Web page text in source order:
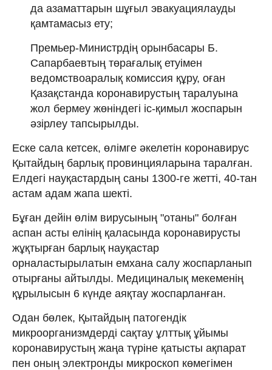
да азаматтарын шұғыл эвакуациялауды
қамтамасыз ету;
Премьер-Министрдің орынбасары Б.
Сапарбаевтың төрағалық етуімен
ведомствоаралық комиссия құру, оған
Қазақстанда коронавирустың таралуына
жол бермеу жөніндегі іс-қимыл жоспарын
әзірлеу тапсырылды.
Еске сала кетсек, өлімге әкелетін коронавирус
Қытайдың барлық провинцияларына таралған.
Елдегі науқастардың саны 1300-ге жетті, 40-тан
астам адам жапа шекті.
Бұған дейін өлім вирусының "отаны" болған
аспан асты елінің қаласында коронавирусты
жұқтырған барлық науқастар
орналастырылатын емхана салу жоспарланып
отырғаны айтылды. Медициналық мекеменің
құрылысын 6 күнде аяқтау жоспарланған.
Одан бөлек, Қытайдың патогендік
микроорганизмдерді сақтау ұлттық ұйымы
коронавирустың жаңа түріне қатысты ақпарат
пен оның электронды микроскоп көмегімен